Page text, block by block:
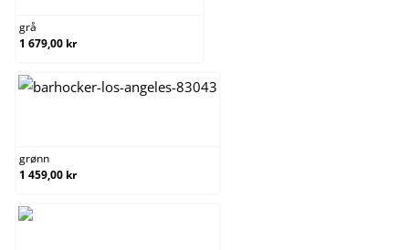
grå
1 679,00 kr
grønn
1 459,00 kr